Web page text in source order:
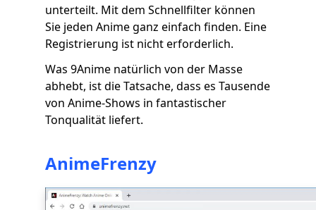
unterteilt. Mit dem Schnellfilter können
Sie jeden Anime ganz einfach finden. Eine
Registrierung ist nicht erforderlich.
Was 9Anime natürlich von der Masse
abhebt, ist die Tatsache, dass es Tausende
von Anime-Shows in fantastischer
Tonqualität liefert.
AnimeFrenzy